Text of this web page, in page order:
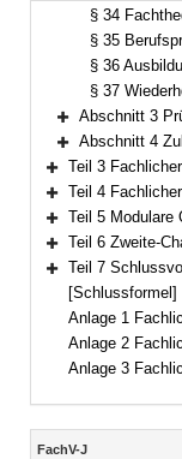
§ 34
§ 35
§ 36
§ 37 Wiederholung
Bereich erweitern
Abschnitt 3
Bereich
Abschnitt 4
Bereich erweitern
Teil 3 Fachlicher
Bereich erweitern
Teil 4
Bereich erweitern
Teil 5 Modulare
Bereich erweitern
Teil 6 Zweite-
Bereich erweitern
Teil 7
[Schlussformel]
Anlage 1 Fachlicher
Anlage 2 Fachlicher
Anlage 3 Fachlicher
Inhalt
FachV-J